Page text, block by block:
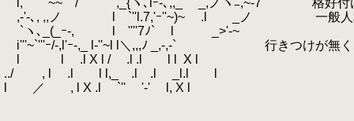
l, ~~ / ,_{ヽ､iｰ-､,,_ _,ノヽﾆ,~-7 格好付けて使
,-'-､, ,,ノ l `''l.7,'ｰ''~)~ .l _ノ 一般人相手に
`ヽ､_(_ｰ-, l ''''7ﾉ` l _>'-~
i'''~`'''ｰ/-,l'ｰ-,_ l-''~l l＼,,,ﾉ _,-,-` 行きつけが無くな
l l .l X l / .l .l l l
X l
../ , l .l l l,_ .l .l _l.l l
l ／ , l X .l `'' '-' l, X l